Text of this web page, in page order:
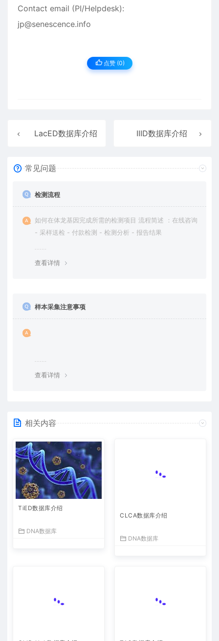
Contact email (PI/Helpdesk):
jp@senescence.info
点赞 (0)
LacED数据库介绍 IIID数据库介绍
常见问题
检测流程
如何在体龙基因完成所需的检测项目 流程简述 ：在线咨询
- 采样送检 - 付款检测 - 检测分析 - 报告结果
查看详情
样本采集注意事项
查看详情
相关内容
TiED数据库介绍
DNA数据库
CLCA数据库介绍
DNA数据库